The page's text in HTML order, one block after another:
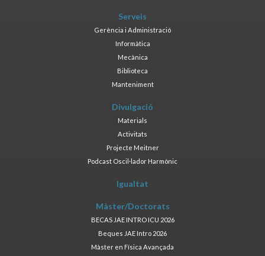
Serveis
Gerència i Administració
Informàtica
Mecànica
Biblioteca
Manteniment
Divulgació
Materials
Activitats
Projecte Meitner
Podcast Oscil·lador Harmònic
Igualtat
Màster/Doctorats
BECAS JAE INTRO ICU 2026
Beques JAE Intro 2026
Màster en Física Avançada